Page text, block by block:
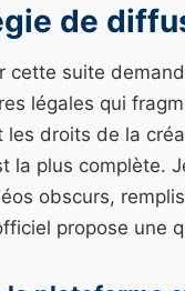
de
cette suite
légales qui
les droits de la
la plus complète.
obscurs,
propose une